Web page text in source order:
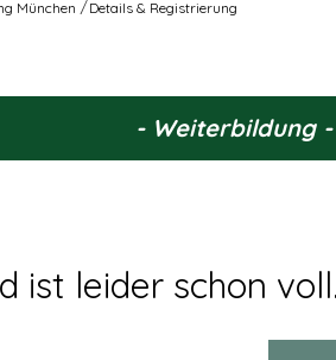
München /Details & Registrierung
- Weiterbildung
ist leider schon